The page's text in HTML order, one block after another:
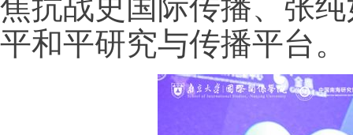
焦抗战史国际传播、张
平和平研究与传播平台。